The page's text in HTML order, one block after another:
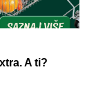
A ti?